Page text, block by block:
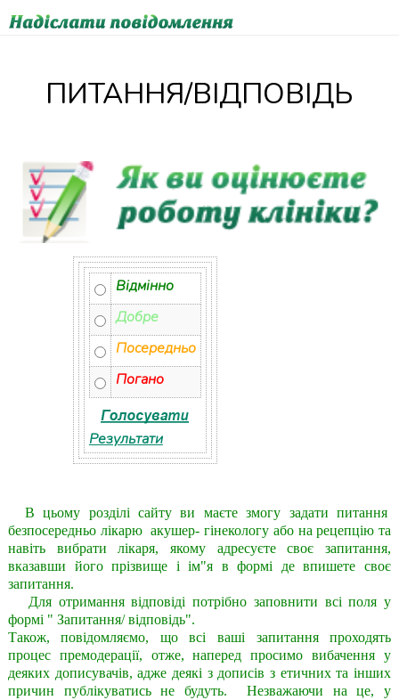
ПИТАННЯ/ВІДПОВІДЬ
Відмінно
Добре
Посередньо
Погано
Результати
В цьому розділі сайту ви маєте змогу задати питання
безпосередньо лікарю акушер- гінекологу або на рецепцію та
навіть вибрати лікаря, якому адресуєте своє запитання,
вказавши його прізвище і ім"я в формі де впишете своє
запитання.
Для отримання відповіді потрібно заповнити всі поля у
формі " Запитання/ відповідь".
Також, повідомляємо, що всі ваші запитання проходять
процес премодерації, отже, наперед просимо вибачення у
деяких дописувачів, адже деякі з дописів з етичних та інших
причин публікуватись не будуть. Незважаючи на це, у